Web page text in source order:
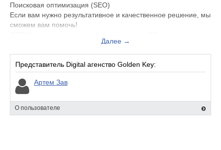
Поисковая оптимизация (SEO)
Если вам нужно результативное и качественное решение, мы
сможем вам помочь!
Ваш продукт/услугу будет узнаваем, приток клиентов будет
рости, а увеличение продаж станет привычным делом! ????
????Разработаем структуру рекламной кампании,
проконтролируем клиента с помощью эффективной
настройки таргетированой рекламы и автоматизированых
тунелей продаж
Далее →
Представитель Digital агенство Golden Key:
Артем Зав
О пользователе